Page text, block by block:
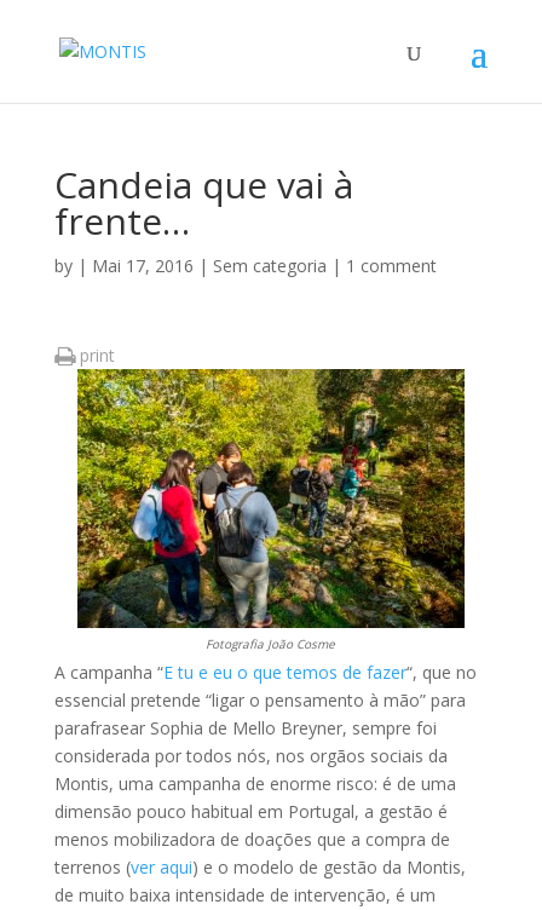
Candeia que vai à
frente…
by | Mai 17, 2016 | Sem categoria | 1 comment
print
Fotografia João Cosme
A campanha “E tu e eu o que temos de fazer“, que no
essencial pretende “ligar o pensamento à mão” para
parafrasear Sophia de Mello Breyner, sempre foi
considerada por todos nós, nos orgãos sociais da
Montis, uma campanha de enorme risco: é de uma
dimensão pouco habitual em Portugal, a gestão é
menos mobilizadora de doações que a compra de
terrenos (ver aqui) e o modelo de gestão da Montis,
de muito baixa intensidade de intervenção, é um